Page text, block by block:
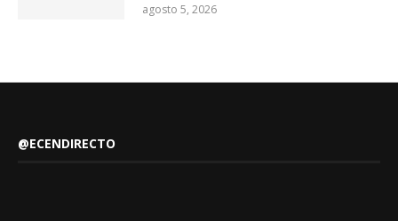
agosto 5, 2026
@ECENDIRECTO